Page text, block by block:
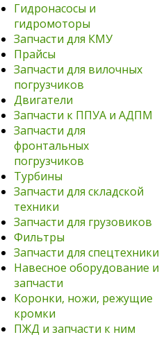
Гидронасосы и
гидромоторы
Запчасти для КМУ
Прайсы
Запчасти для вилочных
погрузчиков
Двигатели
Запчасти к ППУА и АДПМ
Запчасти для
фронтальных
погрузчиков
Турбины
Запчасти для складской
техники
Запчасти для грузовиков
Фильтры
Запчасти для спецтехники
Навесное оборудование и
запчасти
Коронки, ножи, режущие
кромки
ПЖД и запчасти к ним